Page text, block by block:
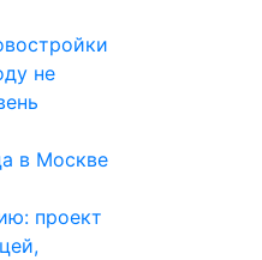
не
в Москве
проект